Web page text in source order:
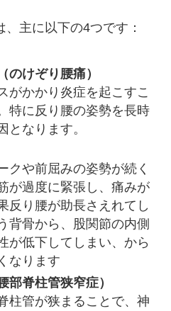
主に以下の4つです：
のけぞり腰痛）
がかかり炎症を起こすこ
特に反り腰の姿勢を長時
となります。
クや前屈みの姿勢が続く
が過度に緊張し、痛みが
反り腰が助長さえれてし
背骨から、股関節の内側
が低下してしまい、から
なります
部脊柱管狭窄症）
柱管が狭まることで、神